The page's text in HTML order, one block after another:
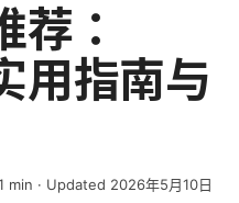
荐：
用指南与
min · Updated 2026年5月10日